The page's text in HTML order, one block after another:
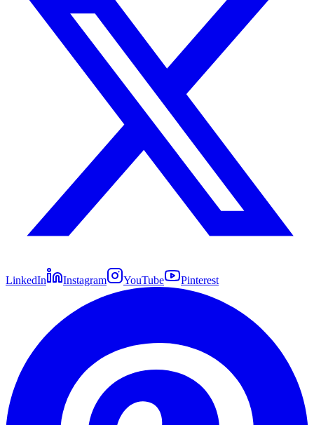
LinkedIn Instagram YouTube Pinterest